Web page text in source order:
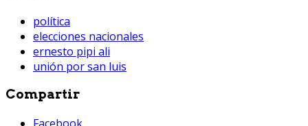
política
elecciones nacionales
ernesto pipi ali
unión por san luis
Compartir